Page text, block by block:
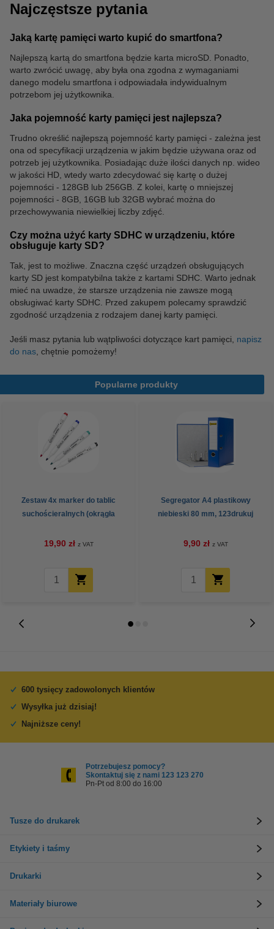
Podkładki
Najczęstsze pytania
Jaką kartę pamięci warto kupić do smartfona?
Najlepszą kartą do smartfona będzie karta microSD. Ponadto,
warto zwrócić uwagę, aby była ona zgodna z wymaganiami
danego modelu smartfona i odpowiadała indywidualnym
potrzebom jej użytkownika.
Jaka pojemność karty pamięci jest najlepsza?
Trudno określić najlepszą pojemność karty pamięci - zależna jest
ona od specyfikacji urządzenia w jakim będzie używana oraz od
potrzeb jej użytkownika. Posiadając duże ilości danych np. wideo
w jakości HD, wtedy warto zdecydować się kartę o dużej
pojemności - 128GB lub 256GB. Z kolei, kartę o mniejszej
pojemności - 8GB, 16GB lub 32GB wybrać można do
przechowywania niewielkiej liczby zdjęć.
Czy można użyć karty SDHC w urządzeniu, które
obsługuje karty SD?
Tak, jest to możliwe. Znaczna część urządzeń obsługujących
karty SD jest kompatybilna także z kartami SDHC. Warto jednak
mieć na uwadze, że starsze urządzenia nie zawsze mogą
obsługiwać karty SDHC. Przed zakupem polecamy sprawdzić
zgodność urządzenia z rodzajem danej karty pamięci.
Jeśli masz pytania lub wątpliwości dotyczące kart pamięci, napisz
do nas , chętnie pomożemy!
Popularne produkty
Zestaw 4x marker do tablic
suchościeralnych (okrągła
19,90 zł z VAT
Segregator A4 plastikowy
niebieski 80 mm, 123drukuj
9,90 zł z VAT
600 tysięcy zadowolonych klientów
Wysyłka już dzisiaj!
Najniższe ceny!
Potrzebujesz pomocy?
Skontaktuj się z nami 123 123 270
Pn-Pt od 8:00 do 16:00
Tusze do drukarek
Etykiety i taśmy
Drukarki
Materiały biurowe